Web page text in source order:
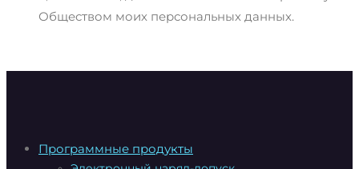
Обществом моих персональных данных.
Программные продукты